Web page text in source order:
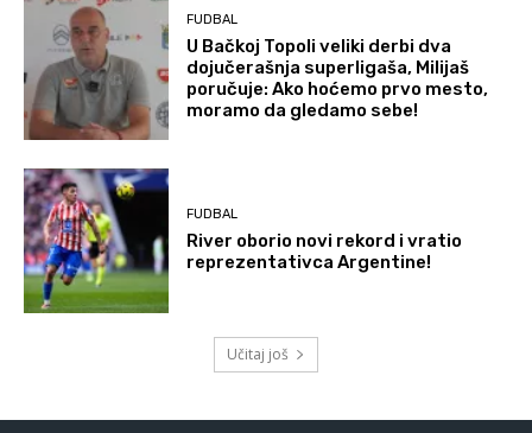
FUDBAL
U Bačkoj Topoli veliki derbi dva
dojučerašnja superligaša, Milijaš
poručuje: Ako hoćemo prvo mesto,
moramo da gledamo sebe!
FUDBAL
River oborio novi rekord i vratio
reprezentativca Argentine!
Učitaj još